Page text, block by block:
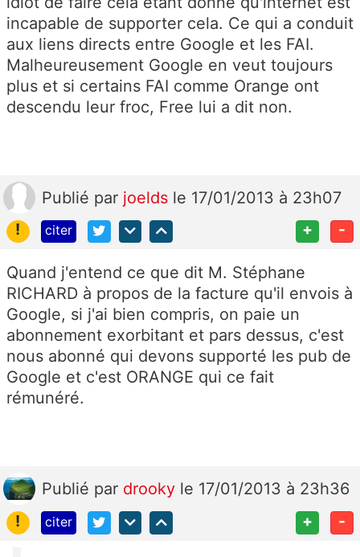
incapable de supporter cela. Ce qui a conduit
aux liens directs entre Google et les FAI.
Malheureusement Google en veut toujours
plus et si certains FAI comme Orange ont
descendu leur froc, Free lui a dit non.
Publié par joelds le 17/01/2013 à 23h07
!
citer + -
Quand j'entend ce que dit M. Stéphane
RICHARD à propos de la facture qu'il envois à
Google, si j'ai bien compris, on paie un
abonnement exorbitant et pars dessus, c'est
nous abonné qui devons supporté les pub de
Google et c'est ORANGE qui ce fait
rémunéré.
Publié par drooky le 17/01/2013 à 23h36
!
citer + -